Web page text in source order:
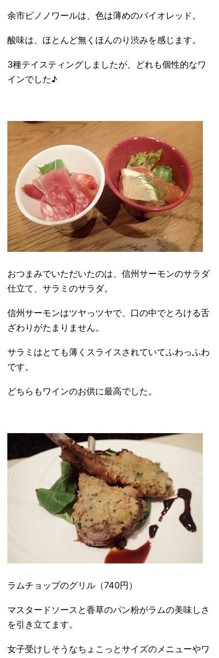
余市ピノノワールは、色は薄めのバイオレッド。
酸味は、ほとんど無くほんのり渋みを感じます。
3種テイスティングしましたが、どれも個性的なワ
インでした♪
おつまみでいただいたのは、信州サーモンのサラダ
仕立て、サラミのサラダ。
信州サーモンはツヤっツヤで、口の中でとろける舌
ざわりがたまりません。
サラミはとても薄くスライスされていてふわっふわ
です。
どちらもワインのお供に最高でした。
ラムチョップのグリル（740円）
マスタードソースと香草のパン粉がラムの美味しさ
を引き立てます。
女子受けしそうなちょこっとサイズのメニューやワ